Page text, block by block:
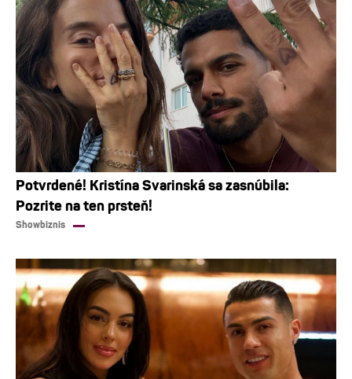
Potvrdené! Kristína Svarinská sa zasnúbila:
Pozrite na ten prsteň!
Showbiznis